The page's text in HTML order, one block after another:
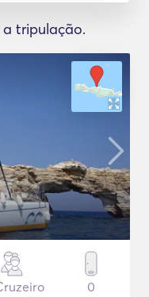
a tripulação.
0